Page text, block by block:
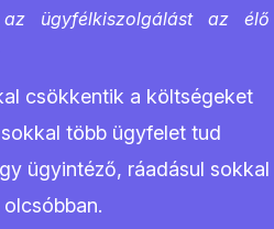
ügyfélkiszolgálást az élő
csökkentik a költségeket
több ügyfelet tud
ügyintéző, ráadásul sokkal
olcsóbban.